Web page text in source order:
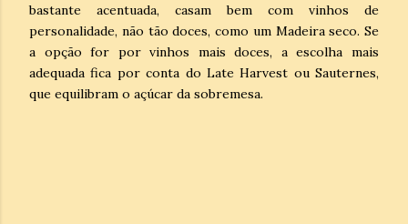
bastante acentuada, casam bem com vinhos de
personalidade, não tão doces, como um Madeira seco. Se
a opção for por vinhos mais doces, a escolha mais
adequada fica por conta do Late Harvest ou Sauternes,
que equilibram o açúcar da sobremesa.